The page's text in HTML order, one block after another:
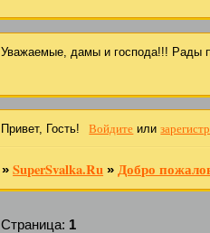
Уважаемые, дамы и господа!!! Рады
Привет, Гость! Войдите или
»SuperSvalka.Ru » Добро
Страница: 1